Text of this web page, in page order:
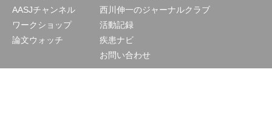
AASJチャンネル
ワークショップ
論文ウォッチ
西川伸一のジャーナルクラブ
活動記録
疾患ナビ
お問い合わせ